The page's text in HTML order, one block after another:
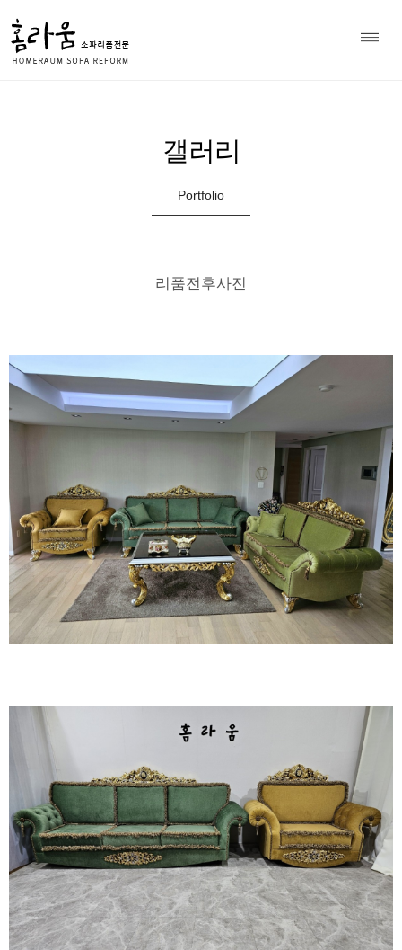
소파 천갈이 전문 홈라움 상담
010-8979-7297
갤러리
갤러리
Portfolio
리품전후사진